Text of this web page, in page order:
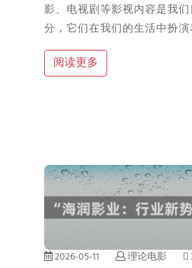
影、电视剧等影视内容是我
分，它们在我们的生活中扮
阅读更多
2026-05-11 理论电影